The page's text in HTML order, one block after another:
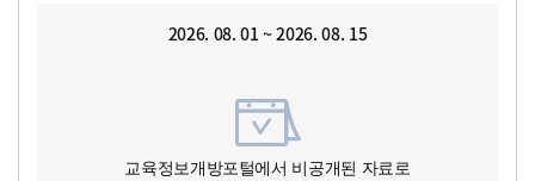
2026. 08. 01 ~ 2026. 08. 15
교육정보개방포털에서 비공개된 자료로